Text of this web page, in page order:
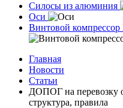
Силосы из алюминия
Оси
Винтовой
Главная
Новости
Статьи
ДОПОГ на перевозку
структура, правила